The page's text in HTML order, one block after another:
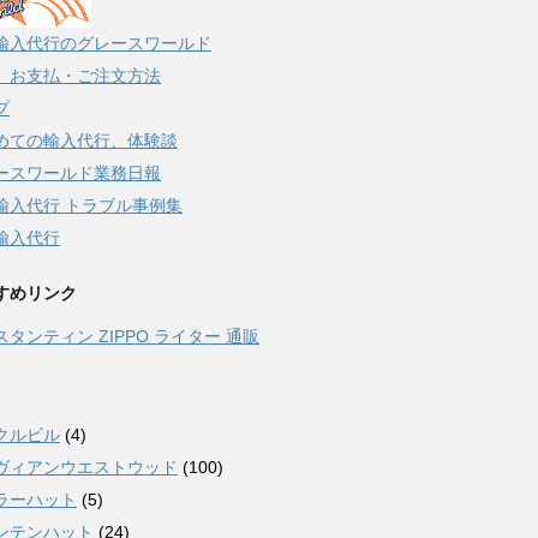
入代行のグレースワールド
お支払・ご注文方法
ての輸入代行、体験談
スワールド業務日報
入代行 トラブル事例集
入代行
めリンク
タンティン ZIPPO ライター 通販
ルビル (4)
ィアンウエストウッド (100)
ーハット (5)
テンハット (24)